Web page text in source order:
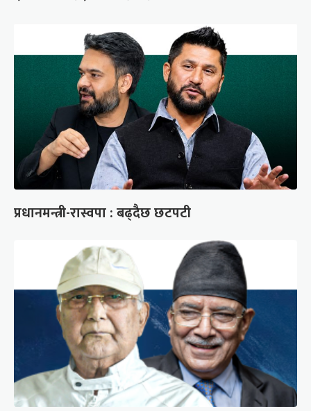
प्रधानमन्त्री-रास्वपा : बढ्दैछ छटपटी